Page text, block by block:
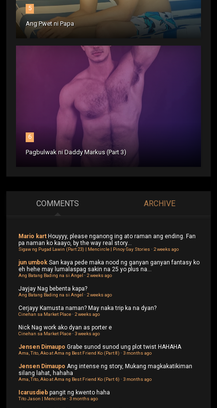
5
Ang Pwet ni Papa
6
Pagbulwak ni Daddy Markus (Part 3)
COMMENTS ARCHIVE
Mario kart Houyyy, please nganong ing ato raman ang ending. Fan
pa naman ko kaayo, by the way real story...
Sigaw ng Pugad Lawin (Part 23) | Mencircle | Pinoy Gay Stories ·2 weeks ago
jun umbok San kaya pede maka nood ng ganyan ganyan fantasy ko
eh hehe may lumalaspag sakin na 25 yo plus na...
Ang Batang Bading na si Angel ·2 weeks ago
Jayjay Nag bebenta kapa?
Ang Batang Bading na si Angel ·2 weeks ago
Cerjayy Kamusta naman? May naka trip ka na dyan?
Cinehan sa Market Place·2 weeks ago
Nick Nag work ako dyan as porter e
Cinehan sa Market Place·3 weeks ago
Jensen Dimaupo Grabe sunod sunod ung plot twist HAHAHA
Ama, Tito, Ako at Ama ng Best Friend Ko (Part 8) ·3 months ago
Jensen Dimaupo Ang intense ng story, Mukang magkakatikiman
silang lahat, hahaha
Ama, Tito, Ako at Ama ng Best Friend Ko (Part 6) ·3 months ago
Icarusdieb pangit ng kwento haha
Tito Jason | Mencircle·3 months ago